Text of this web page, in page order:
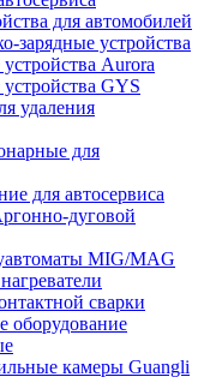
для автомобилей
зарядные устройства
Aurora
GYS
удаления
для
для автосервиса
дуговой
MIG/MAG
сварки
оборудование
камеры Guangli